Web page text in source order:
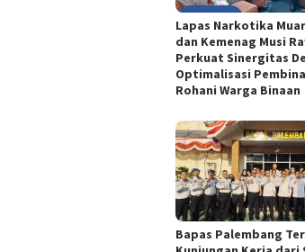
Lapas Narkotika
dan Kemenag Musi
Perkuat Sinergitas
Optimalisasi
Rohani Warga Binaan
Bapas Palembang